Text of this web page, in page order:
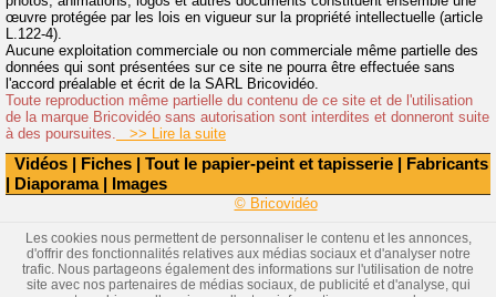
Vidéos | Fiches | Tout le papier-peint et tapisserie | Fabricants
| Diaporama| Images
œuvre protégée par les lois en vigueur sur la propriété intellectuelle (article
L.122-4).
Aucune exploitation commerciale ou non commerciale même partielle des
données qui sont présentées sur ce site ne pourra être effectuée sans
l'accord préalable et écrit de la SARL Bricovidéo.
Toute reproduction même partielle du contenu de ce site et de l'utilisation
de la marque Bricovidéo sans autorisation sont interdites et donneront suite
à des poursuites. >> Lire la suite
© Bricovidéo
Les cookies nous permettent de personnaliser le contenu et les annonces,
d'offrir des fonctionnalités relatives aux médias sociaux et d'analyser notre
trafic. Nous partageons également des informations sur l'utilisation de notre
site avec nos partenaires de médias sociaux, de publicité et d'analyse, qui